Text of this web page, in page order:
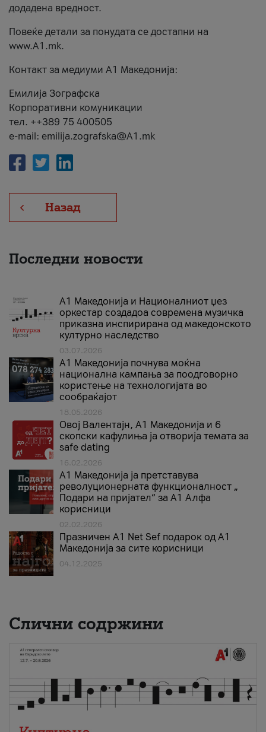
додадена вредност.
Повеќе детали за понудата се достапни на
www.А1.mk.
Контакт за медиуми А1 Македонија:
Емилија Зографска
Корпоративни комуникации
тел. ++389 75 400505
e-mail: emilija.zografska@A1.mk
Назад
Последни новости
А1 Македонија и Националниот џез
оркестар создадоа современа музичка
приказна инспирирана од македонското
културно наследство
03.07.2026
A1 Македонија почнува моќна
национална кампања за поодговорно
користење на технологијата во
сообраќајот
18.05.2026
Овој Валентајн, A1 Македонија и 6
скопски кафулиња ја отворија темата за
safe dating
16.02.2026
А1 Македонија ја претставува
револуционерната функционалност „
Подари на пријател“ за А1 Алфа
корисници
02.02.2026
Празничен A1 Net Sеf подарок од А1
Македонија за сите корисници
04.12.2025
Слични содржини